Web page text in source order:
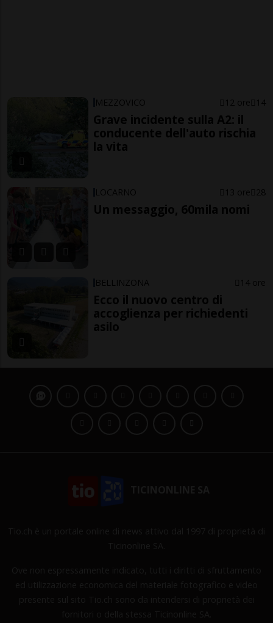
MEZZOVICO 12 ore 14
Grave incidente sulla A2: il
conducente dell'auto rischia
la vita
LOCARNO 13 ore 28
Un messaggio, 60mila nomi
BELLINZONA 14 ore
Ecco il nuovo centro di
accoglienza per richiedenti
asilo